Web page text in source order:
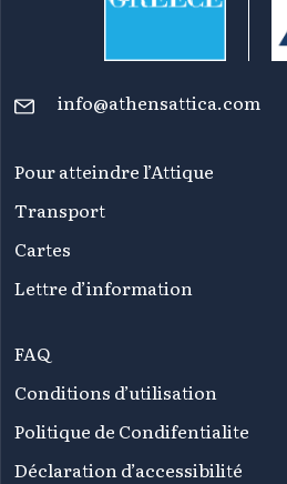
info@athensattica.com
Pour atteindre l’Attique
Transport
Cartes
Lettre d’information
FAQ
Conditions d’utilisation
Politique de Condifentialite
Déclaration d’accessibilité